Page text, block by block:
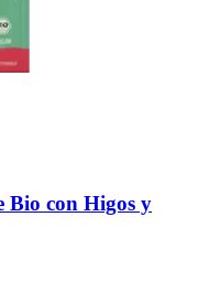
Bio con Higos y